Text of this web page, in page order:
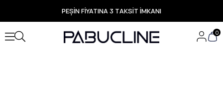
PEŞİN FİYATINA 3 TAKSİT İMKANI
TÜM ÜRÜNLERDE ÜCRETSİZ KARGO
Yeni Sezon Ürünlerde Özel Fırsatlar
Seçili Ürünlerde Hızlı Teslimat
0